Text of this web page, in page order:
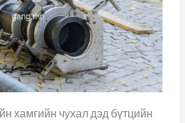
хамгийн чухал дэд бүтцийн